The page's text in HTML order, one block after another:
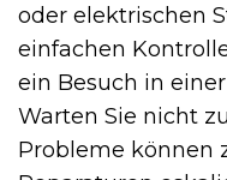
oder elektrischen
einfachen
ein Besuch in
Warten Sie nicht
Probleme können